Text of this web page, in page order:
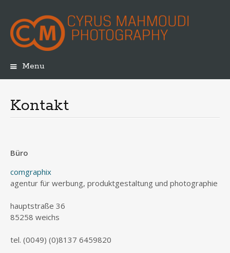
Menu
Kontakt
Büro
comgraphix
agentur für werbung, produktgestaltung und photographie
hauptstraße 36
85258 weichs
tel. (0049) (0)8137 6459820